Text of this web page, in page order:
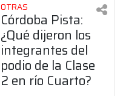
OTRAS
Córdoba Pista:
¿Qué dijeron los
integrantes del
podio de la Clase
2 en río Cuarto?